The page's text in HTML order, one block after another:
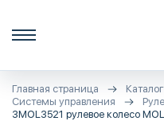
Главная страница Каталог
Системы управления
3MOL3521 рулевое колесо